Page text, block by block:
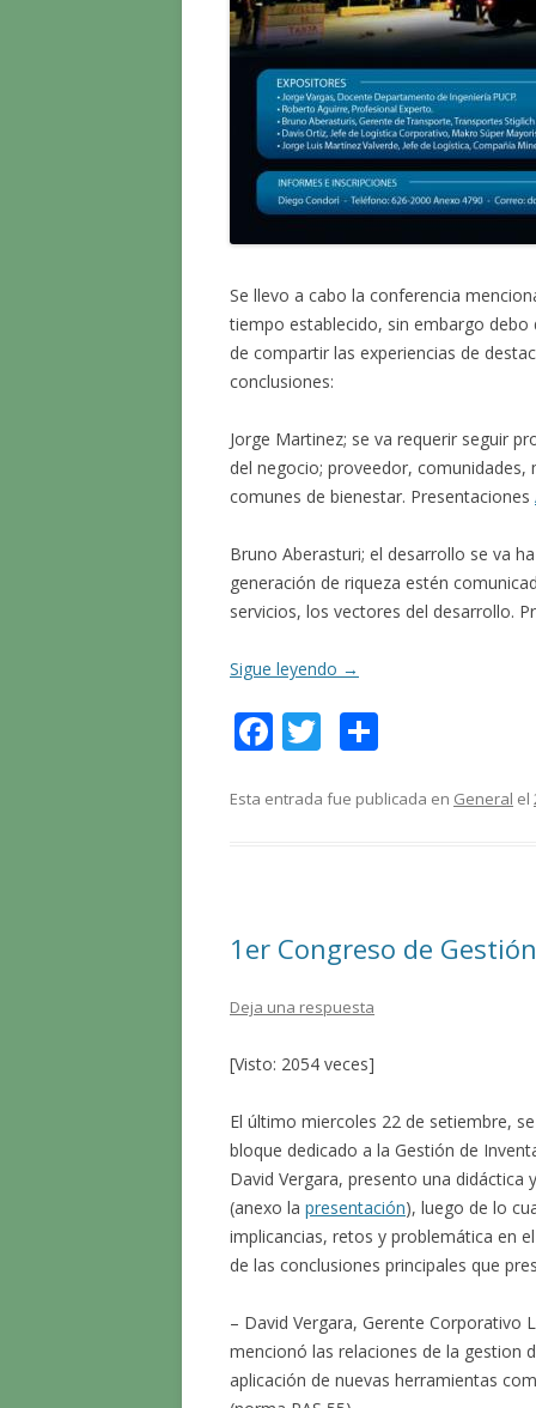
Se llevo a cabo la conferencia
tiempo establecido, sin embargo
de compartir las experiencias de
conclusiones:
Jorge Martinez; se va requerir seguir
del negocio; proveedor,
comunes de bienestar. Presentaciones
Bruno Aberasturi; el desarrollo se va
generación de riqueza estén
servicios, los vectores del desarrollo.
Sigue leyendo →
F
e
k
T
itt m
r
Esta entrada fue publicada en General el
1er Congreso de
Deja una respuesta
[Visto: 2054 veces]
El último miercoles 22 de setiembre,
bloque dedicado a la Gestión de
David Vergara, presento una
(anexo la presentación), luego de lo
implicancias, retos y problemática en
de las conclusiones principales que
– David Vergara, Gerente Corporativo
mencionó las relaciones de la gestion
aplicación de nuevas herramientas